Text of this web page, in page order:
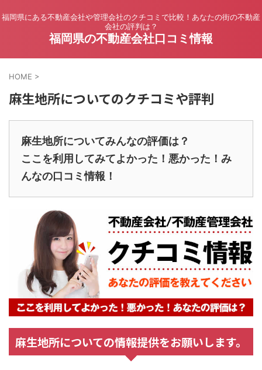
福岡県にある不動産会社や管理会社のクチコミで比較！あなたの街の不動産
会社の評判は？
福岡県の不動産会社口コミ情報
HOME >
麻生地所についてのクチコミや評判
麻生地所についてみんなの評価は？
ここを利用してみてよかった！悪かった！み
んなの口コミ情報！
麻生地所についての情報提供をお願いします。